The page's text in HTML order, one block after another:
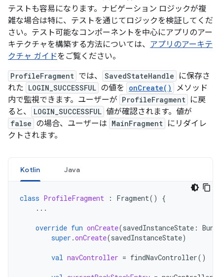
テストも容易になります。ナビゲーション ロジックが複
雑な場合は特に、テストを通じてロジックを検証してくだ
さい。テスト可能なコンポーネントを中心にアプリのアー
キテクチャを構築する方法については、 アプリのアーキテ
クチャ ガイドをご覧ください。
ProfileFragment では、 SavedStateHandle
に保存さ
れた LOGIN_SUCCESSFUL の値を onCreate()
メソッド
内で監視できます。ユーザーが ProfileFragment に戻
ると、
LOGIN_SUCCESSFUL 値が確認されます。値が
false の場合、ユーザーは MainFragment にリダイレ
クトされます。
Kotlin Java
class ProfileFragment : Fragment()
{
...
override fun onCreate(savedInstanceState :
super .onCreate(savedInstanceState)
val navController = findNavController()